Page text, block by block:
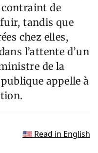
de
tandis que
chez elles,
l’attente d’un
de la
appelle à
🇺🇸 Read in English